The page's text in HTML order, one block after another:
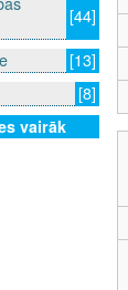
[44]
[13]
[8]
vairāk